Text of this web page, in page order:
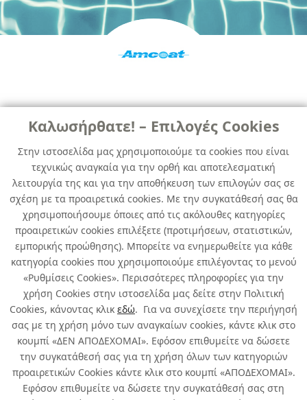
Καλωσήρθατε! – Επιλογές Cookies
Στην ιστοσελίδα μας χρησιμοποιούμε τα cookies που είναι
τεχνικώς αναγκαία για την ορθή και αποτελεσματική
λειτουργία της και για την αποθήκευση των επιλογών σας σε
σχέση με τα προαιρετικά cookies. Με την συγκατάθεσή σας θα
χρησιμοποιήσουμε όποιες από τις ακόλουθες κατηγορίες
προαιρετικών cookies επιλέξετε (προτιμήσεων, στατιστικών,
εμπορικής προώθησης). Μπορείτε να ενημερωθείτε για κάθε
κατηγορία cookies που χρησιμοποιούμε επιλέγοντας το μενού
«Ρυθμίσεις Cookies». Περισσότερες πληροφορίες για την
χρήση Cookies στην ιστοσελίδα μας δείτε στην Πολιτική
Cookies, κάνοντας κλικ εδώ. Για να συνεχίσετε την περιήγησή
σας με τη χρήση μόνο των αναγκαίων cookies, κάντε κλικ στο
κουμπί «ΔΕΝ ΑΠΟΔΕΧΟΜΑΙ». Εφόσον επιθυμείτε να δώσετε
την συγκατάθεσή σας για τη χρήση όλων των κατηγοριών
προαιρετικών Cookies κάντε κλικ στο κουμπί «ΑΠΟΔΕΧΟΜΑΙ».
Εφόσον επιθυμείτε να δώσετε την συγκατάθεσή σας στη
ΧΡΩΜΑΤΑ ΓΙΑ ΠΙΣΙΝΕΣ
Όλα
Σχετικά με εμάς